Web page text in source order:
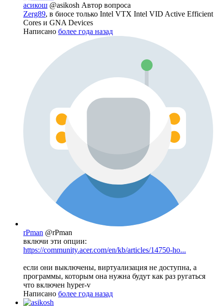
асикош @asikosh Автор вопроса
Zerg89, в биосе только Intel VTX Intel VID Active Efficient
Cores и GNA Devices
Написано более года назад
rPman @rPman
включи эти опции:
https://community.acer.com/en/kb/articles/14750-ho...
если они выключены, виртуализация не доступна, а
программы, которым она нужна будут как раз ругаться
что включен hyper-v
Написано более года назад